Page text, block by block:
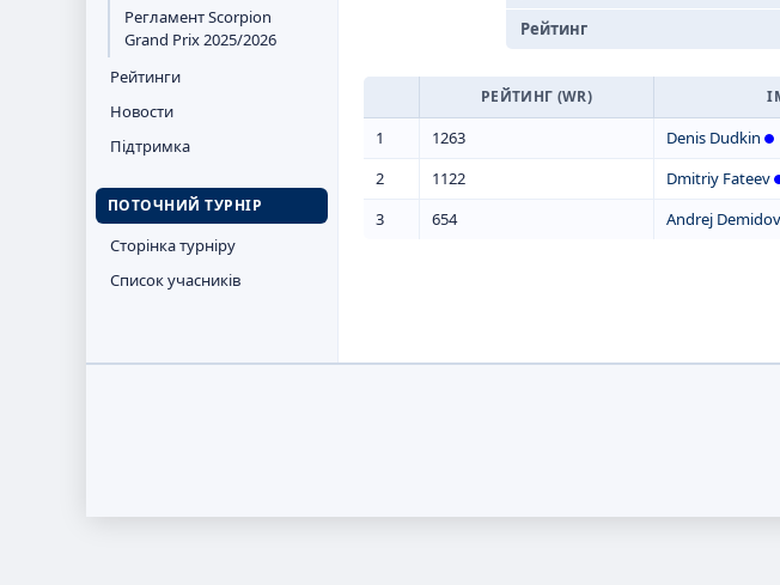
Регламент Scorpion
Grand Prix 2025/2026
Рейтинги
Новости
Підтримка
ПОТОЧНИЙ ТУРНІР
Сторінка турніру
Список учасників
Рейтинг
РЕЙТИНГ (WR)
1 1263 Denis Dudkin
2
1122 Dmitriy Fateev
3
654 Andrej Demidov